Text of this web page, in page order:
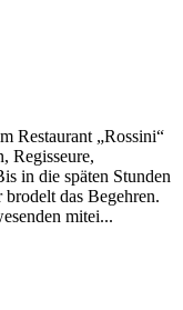
Restaurant „Rossini“
Regisseure,
in die späten Stunden
das Begehren.
mitei...